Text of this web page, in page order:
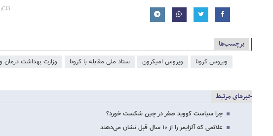
برچسب‌ها
ویروس کرونا ویروس امیکرون ستاد ملی مقابله با کرونا وزارت بهداشت
خبرهای مرتبط
چرا سیاست کووید صفر در چین شکست خورد؟
علائمی که آلزایمر را از ۱۰ سال قبل نشان می‌دهند